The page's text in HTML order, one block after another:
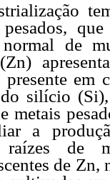
de
em
silício
metais
a
raízes de
de Zn,